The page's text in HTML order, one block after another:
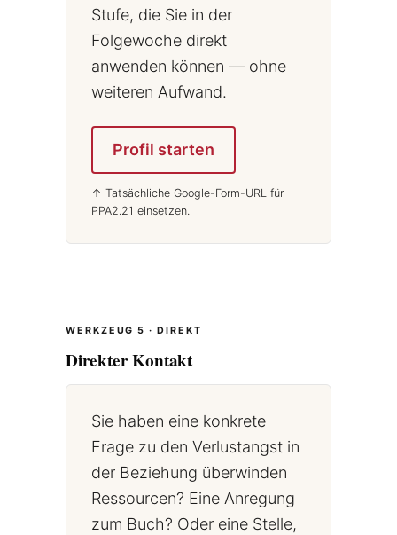
Stufe, die Sie in der
Folgewoche direkt
anwenden können — ohne
weiteren Aufwand.
Profil starten
↑ Tatsächliche Google-Form-URL für
PPA2.21 einsetzen.
WERKZEUG 5 · DIREKT
Direkter Kontakt
Sie haben eine konkrete
Frage zu den Verlustangst in
der Beziehung überwinden
Ressourcen? Eine Anregung
zum Buch? Oder eine Stelle,